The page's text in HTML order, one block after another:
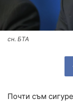
сн. БТА
Почти съм